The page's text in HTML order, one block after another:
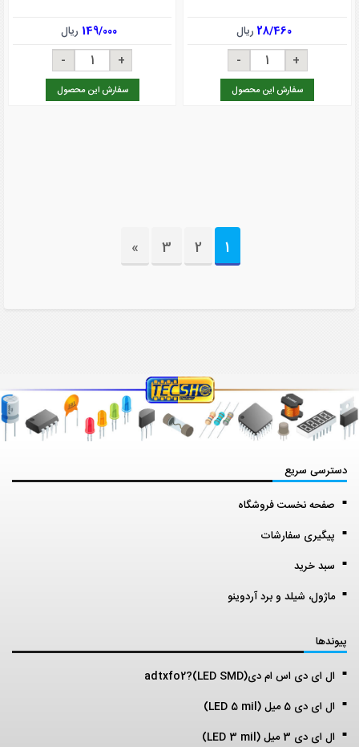
28/460ریال
سفارش این محصول
149/000 ریال
سفارش این محصول
1
2
3
»
دسترسی سریع
صفحه نخست فروشگاه
پیگیری سفارشات
سبد خرید
ماژول، شیلد و برد آردوینو
پیوندها
ال ای دی اس ام دی(LED SMD)?adtxfo2
ال ای دی 5 میل (LED 5 mil)
ال ای دی 3 میل (LED 3 mil)